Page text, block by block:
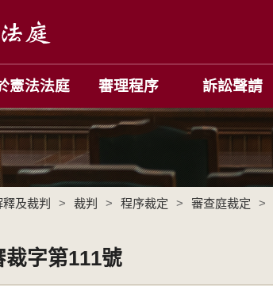
憲法法庭 審理程序 訴訟聲請
釋及裁判 > 裁判 > 程序裁定 > 審查庭裁定 >
裁字第111號